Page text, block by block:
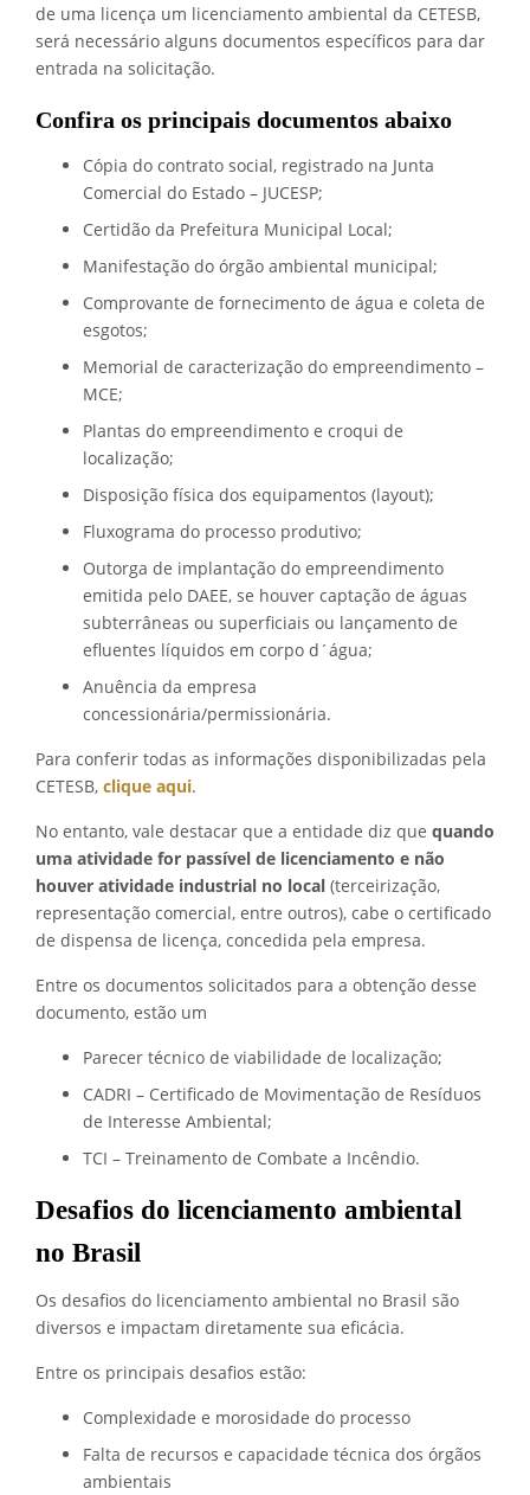
de uma licença um licenciamento ambiental da CETESB,
será necessário alguns documentos específicos para dar
entrada na solicitação.
Confira os principais documentos abaixo
Cópia do contrato social, registrado na Junta
Comercial do Estado – JUCESP;
Certidão da Prefeitura Municipal Local;
Manifestação do órgão ambiental municipal;
Comprovante de fornecimento de água e coleta de
esgotos;
Memorial de caracterização do empreendimento –
MCE;
Plantas do empreendimento e croqui de
localização;
Disposição física dos equipamentos (layout);
Fluxograma do processo produtivo;
Outorga de implantação do empreendimento
emitida pelo DAEE, se houver captação de águas
subterrâneas ou superficiais ou lançamento de
efluentes líquidos em corpo d´água;
Anuência da empresa
concessionária/permissionária.
Para conferir todas as informações disponibilizadas pela
CETESB, clique aqui.
No entanto, vale destacar que a entidade diz que quando
uma atividade for passível de licenciamento e não
houver atividade industrial no local (terceirização,
representação comercial, entre outros), cabe o certificado
de dispensa de licença, concedida pela empresa.
Entre os documentos solicitados para a obtenção desse
documento, estão um
Parecer técnico de viabilidade de localização;
CADRI – Certificado de Movimentação de Resíduos
de Interesse Ambiental;
TCI – Treinamento de Combate a Incêndio.
Desafios do licenciamento ambiental
no Brasil
Os desafios do licenciamento ambiental no Brasil são
diversos e impactam diretamente sua eficácia.
Entre os principais desafios estão:
Complexidade e morosidade do processo
Falta de recursos e capacidade técnica dos órgãos
ambientais